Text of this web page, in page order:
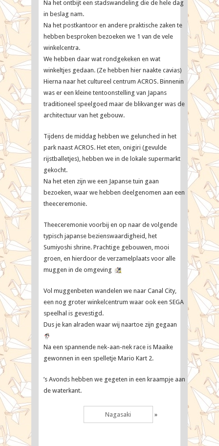
Na het ontbijt een stadswandeling die de hele dag
in beslag nam.
Na het postkantoor en andere praktische zaken te
hebben besproken bezoeken we 1 van de vele
winkelcentra.
We hebben daar wat rondgekeken en wat
winkeltjes gedaan. (Ze hebben hier naakte cavias)
Hierna naar het cultureel centrum ACROS. Binnenin
was er een kleine tentoonstelling van Japans
traditioneel speelgoed maar de blikvanger was de
architectuur van het gebouw.
Tijdens de middag hebben we gelunched in het
park naast ACROS. Het eten, onigiri (gevulde
rijstballetjes), hebben we in de lokale supermarkt
gekocht.
Na het eten zijn we een Japanse tuin gaan
bezoeken, waar we hebben deelgenomen aan een
theeceremonie.
Theeceremonie voorbij en op naar de volgende
typisch japanse bezienswaardigheid, het
Sumiyoshi shrine. Prachtige gebouwen, mooi
groen, en hierdoor de verzamelplaats voor alle
muggen in de omgeving
Vol muggenbeten wandelen we naar Canal City,
een nog groter winkelcentrum waar ook een SEGA
speelhal is gevestigd.
Dus je kan alraden waar wij naartoe zijn gegaan
Na een spannende nek-aan-nek race is Maaike
gewonnen in een spelletje Mario Kart 2.
’s Avonds hebben we gegeten in een kraampje aan
de waterkant.
Nagasaki »